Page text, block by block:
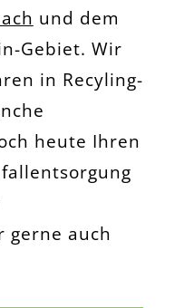
und dem
Gebiet. Wir
in Recyling-
heute Ihren
gerne auch